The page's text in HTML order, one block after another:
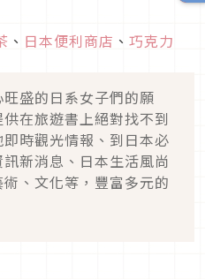
、 日本便利商店 、 巧克力
盛的日系女子們的願
在旅遊書上絕對找不到
時觀光情報、到日本必
新消息、日本生活風尚
、文化等，豐富多元的